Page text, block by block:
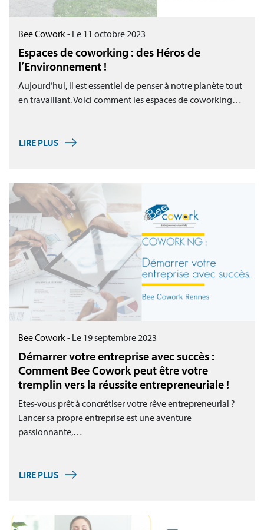
Bee Cowork- Le 11 octobre 2023
Espaces de coworking : des Héros de
l’Environnement !
Aujourd’hui, il est essentiel de penser à notre planète tout
en travaillant. Voici comment les espaces de coworking…
LIRE PLUS
Bee Cowork- Le 19 septembre 2023
Démarrer votre entreprise avec succès :
Comment Bee Cowork peut être votre
tremplin vers la réussite entrepreneuriale !
Etes-vous prêt à concrétiser votre rêve entrepreneurial ?
Lancer sa propre entreprise est une aventure
passionnante,…
LIRE PLUS